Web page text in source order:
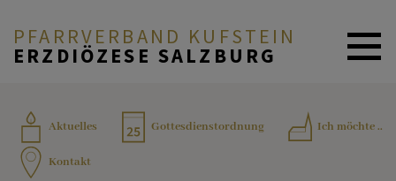
PFARRVERBAND KUFSTEIN
ERZDIÖZESE SALZBURG
AKTUELLES
ZURÜCK
Taufe
Aktuelles Gottesdienstordnung Ich möchte ..
Kontakt